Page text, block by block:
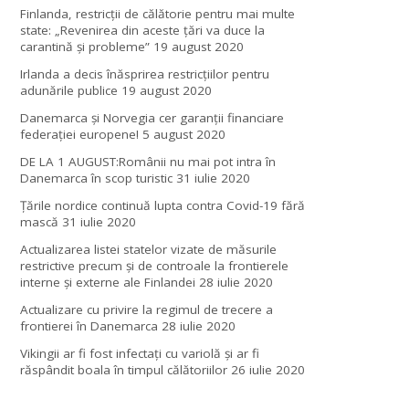
Finlanda, restricţii de călătorie pentru mai multe
state: „Revenirea din aceste ţări va duce la
carantină şi probleme” 19 august 2020
Irlanda a decis înăsprirea restricțiilor pentru
adunările publice 19 august 2020
Danemarca și Norvegia cer garanții financiare
federației europene! 5 august 2020
DE LA 1 AUGUST:Românii nu mai pot intra în
Danemarca în scop turistic 31 iulie 2020
Țările nordice continuă lupta contra Covid-19 fără
mască 31 iulie 2020
Actualizarea listei statelor vizate de măsurile
restrictive precum și de controale la frontierele
interne și externe ale Finlandei 28 iulie 2020
Actualizare cu privire la regimul de trecere a
frontierei în Danemarca 28 iulie 2020
Vikingii ar fi fost infectaţi cu variolă şi ar fi
răspândit boala în timpul călătoriilor 26 iulie 2020